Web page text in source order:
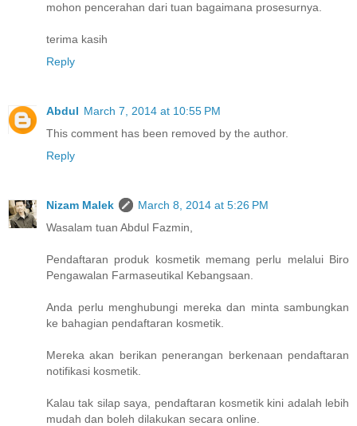
mohon pencerahan dari tuan bagaimana prosesurnya.
terima kasih
Reply
Abdul March 7, 2014 at 10:55 PM
This comment has been removed by the author.
Reply
Nizam Malek
March 8, 2014 at 5:26 PM
Wasalam tuan Abdul Fazmin,
Pendaftaran produk kosmetik memang perlu melalui Biro
Pengawalan Farmaseutikal Kebangsaan.
Anda perlu menghubungi mereka dan minta sambungkan
ke bahagian pendaftaran kosmetik.
Mereka akan berikan penerangan berkenaan pendaftaran
notifikasi kosmetik.
Kalau tak silap saya, pendaftaran kosmetik kini adalah lebih
mudah dan boleh dilakukan secara online.